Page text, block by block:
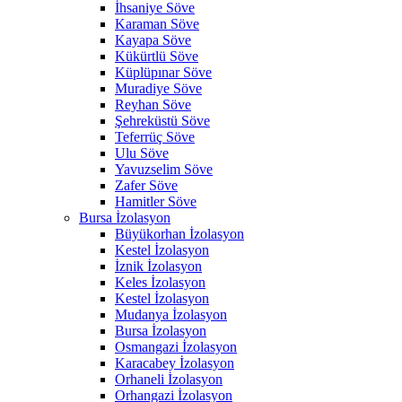
İhsaniye Söve
Karaman Söve
Kayapa Söve
Kükürtlü Söve
Küplüpınar Söve
Muradiye Söve
Reyhan Söve
Şehreküstü Söve
Teferrüç Söve
Ulu Söve
Yavuzselim Söve
Zafer Söve
Hamitler Söve
Bursa İzolasyon
Büyükorhan İzolasyon
Kestel İzolasyon
İznik İzolasyon
Keles İzolasyon
Kestel İzolasyon
Mudanya İzolasyon
Bursa İzolasyon
Osmangazi İzolasyon
Karacabey İzolasyon
Orhaneli İzolasyon
Orhangazi İzolasyon